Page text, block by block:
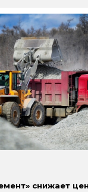
снижает